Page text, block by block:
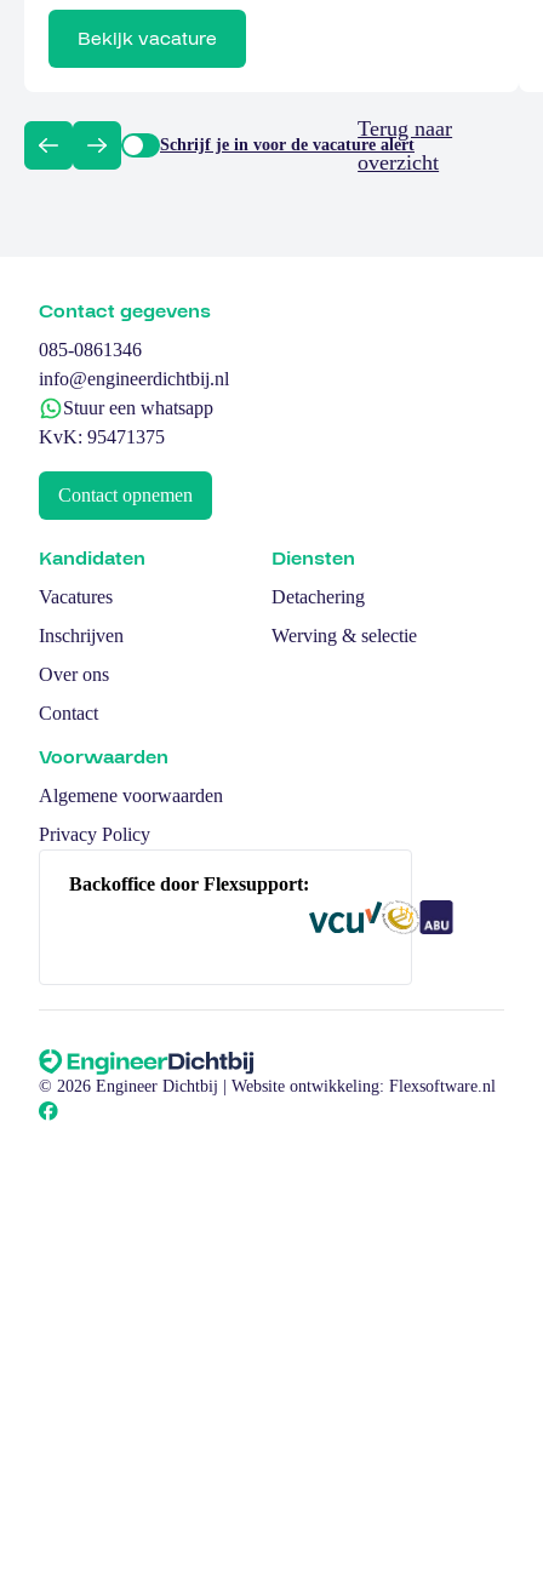
optimaliseren en waarborgen van
elektrotechnische installaties binnen een
snijvlak van onderhoud, analyse en verbetering en
draagt direct bij aan […]
Bekijk vacature
Schrijf je in voor de vacature alert
Terug naar
overzicht
Contact gegevens
085-0861346
info@engineerdichtbij.nl
Stuur een whatsapp
KvK: 95471375
Contact opnemen
Kandidaten
Vacatures
Inschrijven
Over ons
Contact
Diensten
Detachering
Werving & selectie
Voorwaarden
Algemene voorwaarden
Privacy Policy
Backoffice door Flexsupport:
© 2026 Engineer Dichtbij | Website ontwikkeling: Flexsoftware.nl